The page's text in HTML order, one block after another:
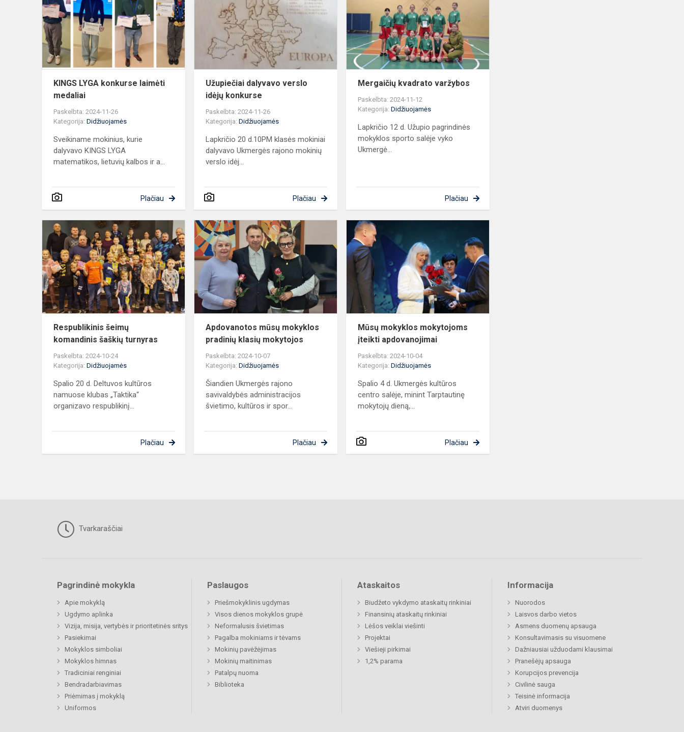
konkurse
laimėti
medaliai
KINGS LYGA konkurse laimėti
medaliai
Paskelbta: 2024-11-26
Kategorija: Didžiuojamės
Sveikiname mokinius, kurie
dalyvavo KINGS LYGA
matematikos, lietuvių kalbos ir a...
Plačiau
idėjų
konkurse
Užupiečiai dalyvavo verslo
idėjų konkurse
Paskelbta: 2024-11-26
Kategorija:Didžiuojamės
Lapkričio 20 d.10PM klasės mokiniai
dalyvavo Ukmergės rajono mokinių
verslo idėj...
Plačiau
Mergaičių kvadrato varžybos
Paskelbta: 2024-11-12
Kategorija:Didžiuojamės
Lapkričio 12 d. Užupio pagrindinės
mokyklos sporto salėje vyko
Ukmergė...
Plačiau
Respublikinis
šeimų
komandinis
šaškių
turnyras
Respublikinis šeimų
komandinis šaškių turnyras
Paskelbta: 2024-10-24
Kategorija: Didžiuojamės
Spalio 20 d. Deltuvos kultūros
namuose klubas „Taktika“
organizavo respublikinį...
Plačiau
Apdovanotos
mūsų
mokyklos
pradinių
klasių
mokytojos
Apdovanotos mūsų mokyklos
pradinių klasių mokytojos
Paskelbta: 2024-10-07
Kategorija:Didžiuojamės
Šiandien Ukmergės rajono
savivaldybės administracijos
švietimo, kultūros ir spor...
Plačiau
įteikti
apdovanojimai
Mūsų mokyklos mokytojoms
įteikti apdovanojimai
Paskelbta: 2024-10-04
Kategorija:Didžiuojamės
Spalio 4 d. Ukmergės kultūros
centro salėje, minint Tarptautinę
mokytojų dieną,...
Plačiau
Tvarkaraščiai
Pagrindinė mokykla
Apie mokyklą
Ugdymo aplinka
Vizija, misija, vertybės ir prioritetinės sritys
Pasiekimai
Mokyklos simboliai
Mokyklos himnas
Tradiciniai renginiai
Bendradarbiavimas
Priėmimas į mokyklą
Uniformos
Paslaugos
Priešmokyklinis ugdymas
Visos dienos mokyklos grupė
Neformalusis švietimas
Pagalba mokiniams ir tėvams
Mokinių pavėžėjimas
Mokinių maitinimas
Patalpų nuoma
Biblioteka
Ataskaitos
Biudžeto vykdymo ataskaitų rinkiniai
Finansinių ataskaitų rinkiniai
Lėšos veiklai viešinti
Projektai
Viešieji pirkimai
1,2% parama
Informacija
Nuorodos
Laisvos darbo vietos
Asmens duomenų apsauga
Konsultavimasis su visuomene
Dažniausiai užduodami klausimai
Pranešėjų apsauga
Korupcijos prevencija
Civilinė sauga
Teisinė informacija
Atviri duomenys